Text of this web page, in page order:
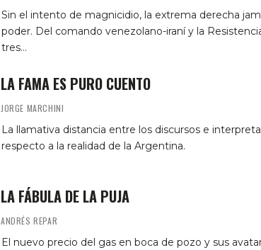
Sin el intento de magnicidio, la extrema derecha
poder. Del comando venezolano-iraní y la
tres…
LA FAMA ES PURO CUENTO
JORGE MARCHINI
La llamativa distancia entre los discursos e
respecto a la realidad de la Argentina.
LA FÁBULA DE LA PUJA
ANDRÉS REPAR
El nuevo precio del gas en boca de pozo y sus